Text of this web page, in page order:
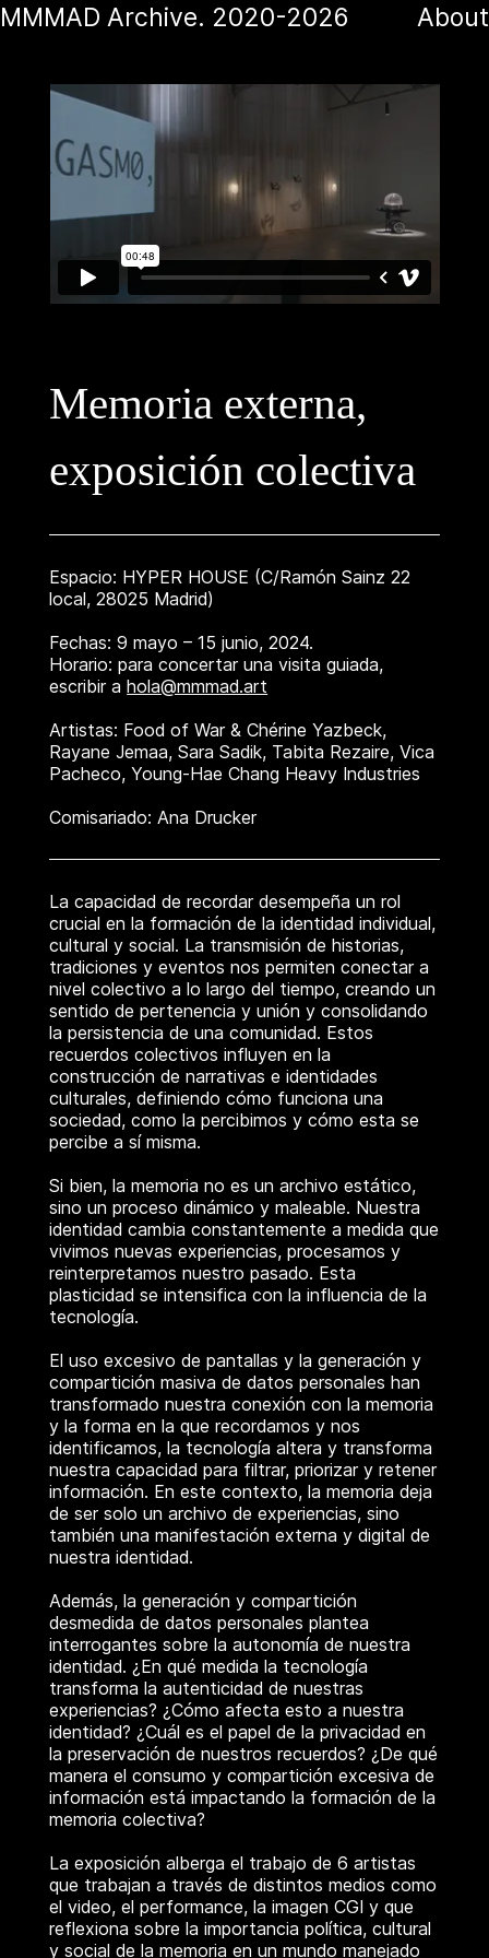
MMMAD Archive. 2020-2026 About
Memoria externa,
exposición colectiva
Espacio: HYPER HOUSE (C/Ramón Sainz 22
local, 28025 Madrid)
Fechas: 9 mayo – 15 junio, 2024.
Horario: para concertar una visita guiada,
escribir ahola@mmmad.art
Artistas: Food of War & Chérine Yazbeck,
Rayane Jemaa, Sara Sadik, Tabita Rezaire, Vica
Pacheco, Young-Hae Chang Heavy Industries
Comisariado: Ana Drucker
La capacidad de recordar desempeña un rol
crucial en la formación de la identidad individual,
cultural y social. La transmisión de historias,
tradiciones y eventos nos permiten conectar a
nivel colectivo a lo largo del tiempo, creando un
sentido de pertenencia y unión y consolidando
la persistencia de una comunidad. Estos
recuerdos colectivos influyen en la
construcción de narrativas e identidades
culturales, definiendo cómo funciona una
sociedad, como la percibimos y cómo esta se
percibe a sí misma.
Si bien, la memoria no es un archivo estático,
sino un proceso dinámico y maleable. Nuestra
identidad cambia constantemente a medida que
vivimos nuevas experiencias, procesamos y
reinterpretamos nuestro pasado. Esta
plasticidad se intensifica con la influencia de la
tecnología.
El uso excesivo de pantallas y la generación y
compartición masiva de datos personales han
transformado nuestra conexión con la memoria
y la forma en la que recordamos y nos
identificamos, la tecnología altera y transforma
nuestra capacidad para filtrar, priorizar y retener
información. En este contexto, la memoria deja
de ser solo un archivo de experiencias, sino
también una manifestación externa y digital de
nuestra identidad.
Además, la generación y compartición
desmedida de datos personales plantea
interrogantes sobre la autonomía de nuestra
identidad. ¿En qué medida la tecnología
transforma la autenticidad de nuestras
experiencias? ¿Cómo afecta esto a nuestra
identidad? ¿Cuál es el papel de la privacidad en
la preservación de nuestros recuerdos? ¿De qué
manera el consumo y compartición excesiva de
información está impactando la formación de la
memoria colectiva?
La exposición alberga el trabajo de 6 artistas
que trabajan a través de distintos medios como
el video, el performance, la imagen CGI y que
reflexiona sobre la importancia política, cultural
y social de la memoria en un mundo manejado